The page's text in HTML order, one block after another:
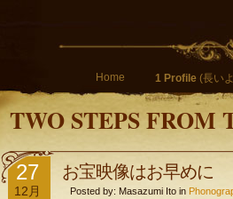
Home 1 Profile (長い
TWO STEPS FROM
27
12月
お宝映像はお早めに
Posted by: Masazumi Ito in